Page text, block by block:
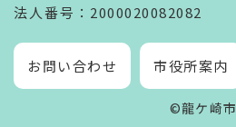
法人番号 ：2000020082082
お問い合わせ 市役所案内
©龍ケ崎市